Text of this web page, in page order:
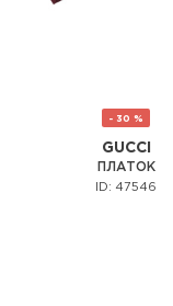
- 30 %
GUCCI
ПЛАТОК
ID: 47546